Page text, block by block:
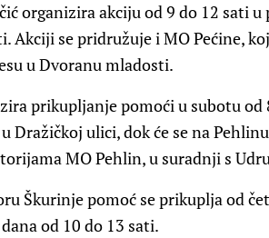
organizira akciju od 9 do 12 sati
Akciji se pridružuje i MO Pećine,
u Dvoranu mladosti.
prikupljanje pomoći u subotu
Dražičkoj ulici, dok će se na
MO Pehlin, u suradnji s
Škurinje pomoć se prikuplja od
od 10 do 13 sati.